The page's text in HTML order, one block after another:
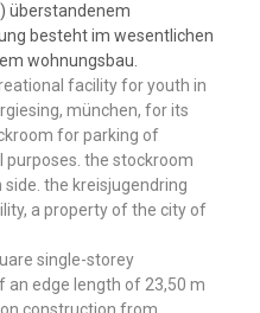
überstandenem
besteht im wesentlichen
wohnungsbau.
facility for youth in
münchen, for its
for parking of
the stockroom
the kreisjugendring
a property of the city of
single-storey
edge length of 23,50 m